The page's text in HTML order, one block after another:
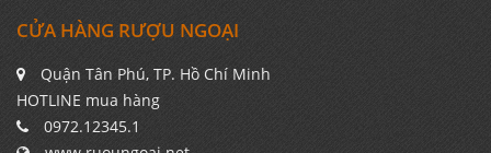
CỬA HÀNG RƯỢU NGOẠI
Quận Tân Phú, TP. Hồ Chí Minh
HOTLINE mua hàng
0972.12345.1